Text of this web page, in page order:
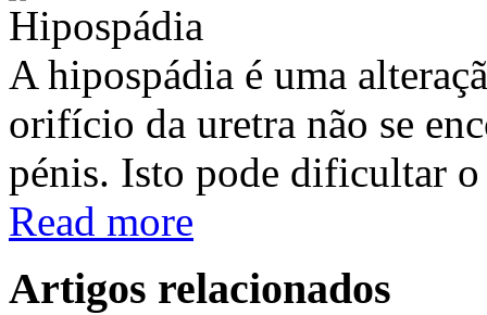
A hipospádia é uma
orifício da uretra não se
pénis. Isto pode dificultar
Read more
Artigos relacionados